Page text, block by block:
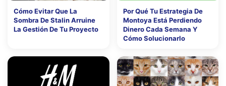
Cómo Evitar Que La
Sombra De Stalin Arruine
La Gestión De Tu Proyecto
Por Qué Tu Estrategia De
Montoya Está Perdiendo
Dinero Cada Semana Y
Cómo Solucionarlo